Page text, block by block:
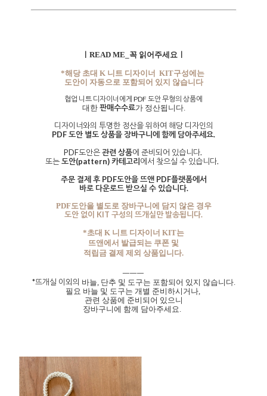
ㅣREAD ME_꼭 읽어주세요ㅣ
*해당 초대 K 니트 디자이너 KIT구성에는
도안이 자동으로 포함되어 있지 않습니다
협업 니트 디자이너에게 PDF 도안 무형의 상품에
대한 판매수수료가 정산됩니다.
디자이너와의 투명한 정산을 위하여 해당 디자인의
PDF 도안 별도 상품을 장바구니에 함께 담아주세요.
PDF도안은관련 상품에 준비되어 있습니다.
또는 도안(pattern) 카테고리 에서 찾으실 수 있습니다.
주문 결제 후 PDF도안을 뜨앤 PDF플랫폼에서
바로 다운로드 받으실 수 있습니다.
PDF도안을 별도로 장바구니에 담지 않은 경우
도안 없이 KIT 구성의 뜨개실만 발송됩니다.
*초대 K 니트 디자이너 KIT는
뜨앤에서 발급되는 쿠폰 및
적립금 결제 제외 상품입니다.
ㅡㅡㅡ
*뜨개실 이외의 바늘, 단추 및 도구는 포함되어 있지 않습니다.
필요 바늘 및 도구는 개별 준비하시거나,
관련 상품에 준비되어 있으니
장바구니에 함께 담아주세요.